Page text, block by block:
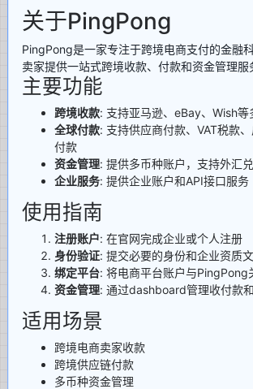
关于PingPong
PingPong是一家专注于跨境电商支付的金融
卖家提供一站式跨境收款、付款和资金管理服
主要功能
跨境收款: 支持亚马逊、eBay、Wish等
全球付款: 支持供应商付款、VAT税款
付款
资金管理: 提供多币种账户，支持外汇
企业服务: 提供企业账户和API接口服务
使用指南
注册账户: 在官网完成企业或个人注册
身份验证: 提交必要的身份和企业资质
绑定平台: 将电商平台账户与PingPong
资金管理: 通过dashboard管理收付款
适用场景
跨境电商卖家收款
跨境供应链付款
多币种资金管理